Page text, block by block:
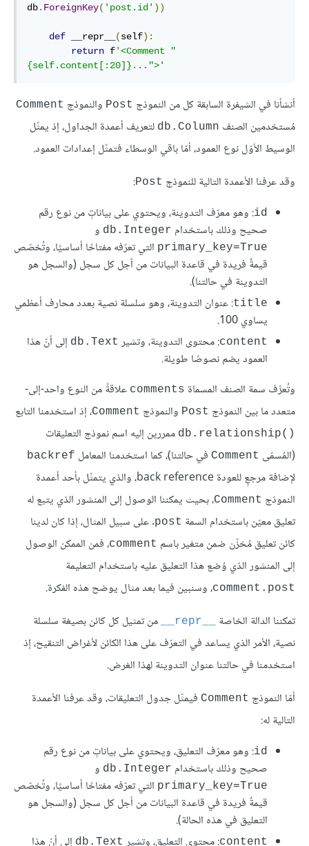
db. ForeignKey( 'post.id' ))
def __repr__ (self):
return f'<Comment "
{self.content[:20]}...">'
أنشأنا في الشيفرة السابقة كل من النموذج Post والنموذج Comment
مُستخدمين الصنف db.Column لتعريف أعمدة الجداول، إذ يمثّل
الوسيط الأوّل نوع العمود، أمّا باقي الوسطاء فتمثّل إعدادات العمود.
وقد عرفنا الأعمدة التالية للنموذج Post
:
id: وهو معرّف التدوينة، ويحتوي على بياناتٍ من نوع رقم
صحيح وذلك باستخدام db.Integer و
primary_key=True التي تعرّفه مفتاحًا أساسيًا، وتُخصّص
قيمةٌ فريدة في قاعدة البيانات من أجل كل سجل (والسجل هو
التدوينة في حالتنا).
title: عنوان التدوينة، وهو سلسلة نصية بعدد محارف أعظمي
يساوي 100.
content: محتوى التدوينة، وتشير db.Text إلى أنّ هذا
العمود يضم نصوصًا طويلة.
وتُعرِّف سمة الصنف المسماة comments علاقةً من النوع واحد-إلى-
متعدد ما بين النموذج Post والنموذج Comment، إذ استخدمنا التابع
()db.relationship
ممررين إليه اسم نموذج التعليقات
(المُسمّى Comment في حالتنا)، كما استخدمنا المعامل backref
لإضافة مرجعٍ للعودة back reference، والذي يتمثّل بأحد أعمدة
النموذج Comment، بحيث يمكننا الوصول إلى المنشور الذي يتبع له
تعليق معيّن باستخدام السمة post. على سبيل المثال، إذا كان لدينا
كائن تعليق مُخزّن ضمن متغير باسم comment، فمن الممكن الوصول
إلى المنشور الذي وُضع هذا التعليق عليه باستخدام التعليمة
comment.post، وسنبين فيما بعد مثال يوضح هذه الفكرة.
تمكننا الدالة الخاصة
من تمثيل كل كائن بصيغة سلسلة
نصية، الأمر الذي يساعد في التعرّف على هذا الكائن لأغراض التنقيح، إذ
استخدمنا في حالتنا عنوان التدوينة لهذا الغرض.
أمّا النموذج Comment فيمثّل جدول التعليقات، وقد عرفنا الأعمدة
التالية له:
id: وهو معرّف التعليق، ويحتوي على بياناتٍ من نوع رقم
صحيح وذلك باستخدام db.Integer و
primary_key=True التي تعرّفه مفتاحًا أساسيًا، وتُخصّص
قيمةٌ فريدة في قاعدة البيانات من أجل كل سجل (والسجل هو
التعليق في هذه الحالة).
content
db.Text